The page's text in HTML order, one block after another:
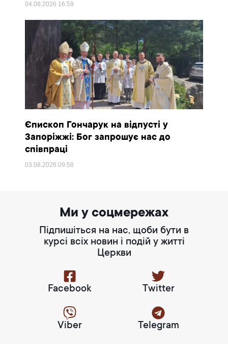
04.08.2026 16:59
Єпископ Гончарук на відпусті у
Запоріжжі: Бог запрошує нас до
співпраці
03.08.202609:58
Ми у соцмережах
Підпишіться на нас, щоби бути в
курсі всіх новин і подій у житті
Церкви
Facebook Twitter
Viber Telegram